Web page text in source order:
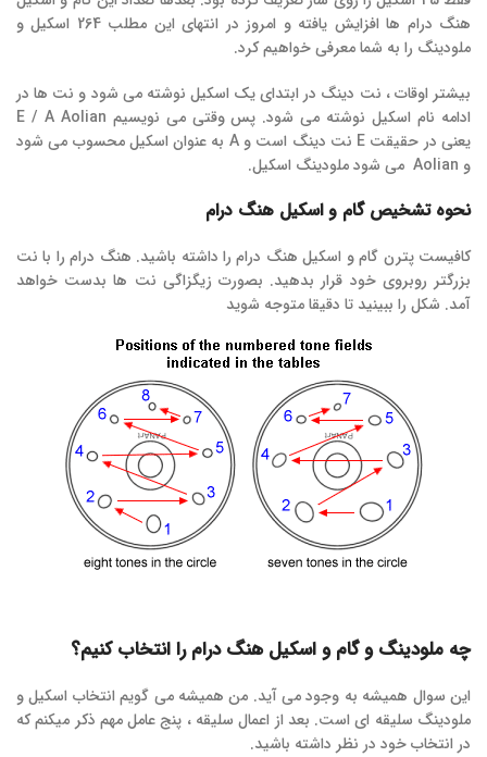
هنگ درام ها افزایش یافته و امروز در انتهای این مطلب 264 اسکیل و
ملودینگ را به شما معرفی خواهیم کرد.
بیشتر اوقات ، نت دینگ در ابتدای یک اسکیل نوشته می شود و نت ها در
ادامه نام اسکیل نوشته می شود. پس وقتی می نویسیم E / A Aolian
یعنی در حقیقت E نت دینگ است و A به عنوان اسکیل محسوب می شود
و Aolian می شود ملودینگ اسکیل.
نحوه تشخیص گام و اسکیل هنگ درام
کافیست پترن گام و اسکیل هنگ درام را داشته باشید. هنگ درام را با نت
بزرگتر روبروی خود قرار بدهید. بصورت زیگزاگی نت ها بدست خواهد
آمد. شکل را ببینید تا دقیقا متوجه شوید
چه ملودینگ و گام و اسکیل هنگ درام را انتخاب کنیم؟
این سوال همیشه به وجود می آید. من همیشه می گویم انتخاب اسکیل و
ملودینگ سلیقه ای است. بعد از اعمال سلیقه ، پنج عامل مهم ذکر میکنم که
در انتخاب خود در نظر داشته باشید.